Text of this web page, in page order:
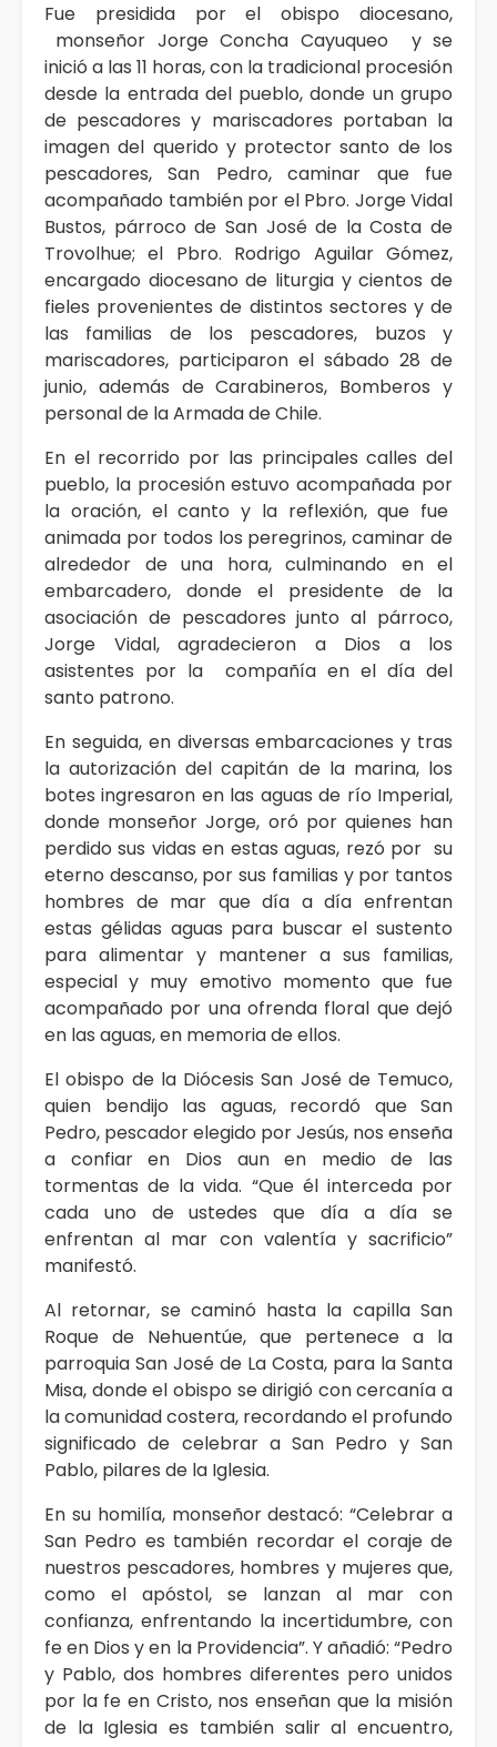
Fue presidida por el obispo diocesano,
monseñor Jorge Concha Cayuqueo y se
inició a las 11 horas, con la tradicional procesión
desde la entrada del pueblo, donde un grupo
de pescadores y mariscadores portaban la
imagen del querido y protector santo de los
pescadores, San Pedro, caminar que fue
acompañado también por el Pbro. Jorge Vidal
Bustos, párroco de San José de la Costa de
Trovolhue; el Pbro. Rodrigo Aguilar Gómez,
encargado diocesano de liturgia y cientos de
fieles provenientes de distintos sectores y de
las familias de los pescadores, buzos y
mariscadores, participaron el sábado 28 de
junio, además de Carabineros, Bomberos y
personal de la Armada de Chile.
En el recorrido por las principales calles del
pueblo, la procesión estuvo acompañada por
la oración, el canto y la reflexión, que fue
animada por todos los peregrinos, caminar de
alrededor de una hora, culminando en el
embarcadero, donde el presidente de la
asociación de pescadores junto al párroco,
Jorge Vidal, agradecieron a Dios a los
asistentes por la compañía en el día del
santo patrono.
En seguida, en diversas embarcaciones y tras
la autorización del capitán de la marina, los
botes ingresaron en las aguas de río Imperial,
donde monseñor Jorge, oró por quienes han
perdido sus vidas en estas aguas, rezó por su
eterno descanso, por sus familias y por tantos
hombres de mar que día a día enfrentan
estas gélidas aguas para buscar el sustento
para alimentar y mantener a sus familias,
especial y muy emotivo momento que fue
acompañado por una ofrenda floral que dejó
en las aguas, en memoria de ellos.
El obispo de la Diócesis San José de Temuco,
quien bendijo las aguas, recordó que San
Pedro, pescador elegido por Jesús, nos enseña
a confiar en Dios aun en medio de las
tormentas de la vida. “Que él interceda por
cada uno de ustedes que día a día se
enfrentan al mar con valentía y sacrificio”
manifestó.
Al retornar, se caminó hasta la capilla San
Roque de Nehuentúe, que pertenece a la
parroquia San José de La Costa, para la Santa
Misa, donde el obispo se dirigió con cercanía a
la comunidad costera, recordando el profundo
significado de celebrar a San Pedro y San
Pablo, pilares de la Iglesia.
En su homilía, monseñor destacó: “Celebrar a
San Pedro es también recordar el coraje de
nuestros pescadores, hombres y mujeres que,
como el apóstol, se lanzan al mar con
confianza, enfrentando la incertidumbre, con
fe en Dios y en la Providencia”. Y añadió: “Pedro
y Pablo, dos hombres diferentes pero unidos
por la fe en Cristo, nos enseñan que la misión
de la Iglesia es también salir al encuentro,